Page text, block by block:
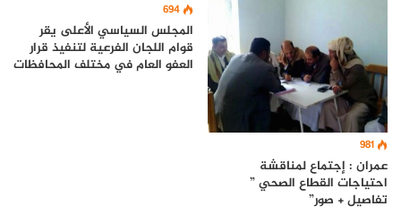
981
عمران : إجتماع لمناقشة
احتياجات القطاع الصحي ”
تفاصيل + صور”
694
المجلس السياسي الأعلى يقر
قوام اللجان الفرعية لتنفيذ قرار
العفو العام في مختلف المحافظات